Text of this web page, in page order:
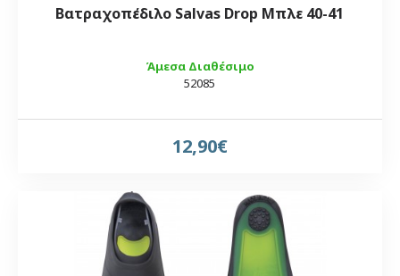
Άμεσα Διαθέσιμο
52085
Βατραχοπέδιλο Salvas Drop Μπλε 40-41
12,90€